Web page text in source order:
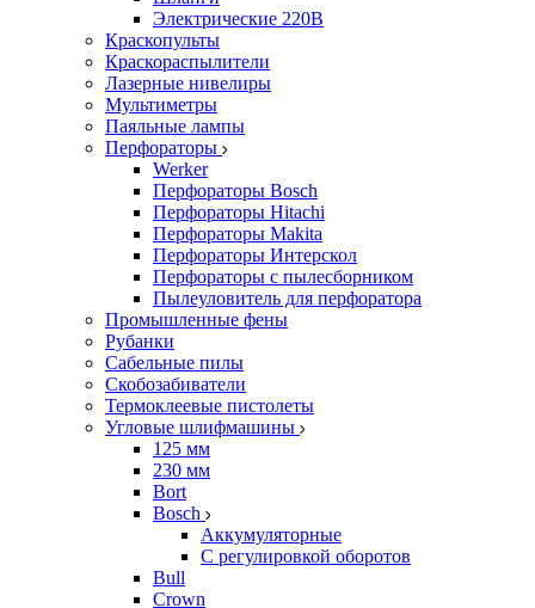
Электрические 220В
Краскопульты
Краскораспылители
Лазерные нивелиры
Мультиметры
Паяльные лампы
Перфораторы
Werker
Перфораторы Bosch
Перфораторы Hitachi
Перфораторы Makita
Перфораторы Интерскол
Перфораторы с пылесборником
Пылеуловитель для перфоратора
Промышленные фены
Рубанки
Сабельные пилы
Скобозабиватели
Термоклеевые пистолеты
Угловые шлифмашины
125 мм
230 мм
Bort
Bosch
Аккумуляторные
С регулировкой оборотов
Bull
Crown